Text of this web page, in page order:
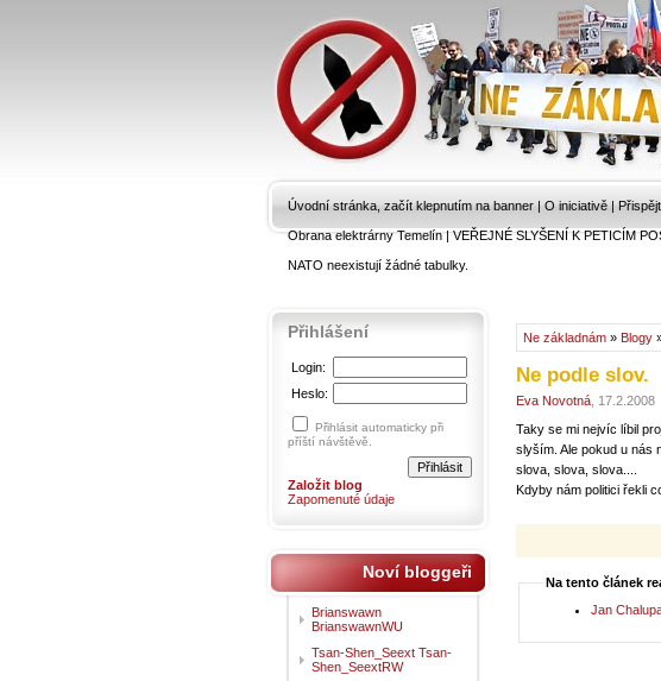
Úvodní stránka, začít klepnutím na banner | O iniciativě |
Obrana elektrárny Temelín|VEŘEJNÉ SLYŠENÍ K PETICÍM
NATO neexistují žádné tabulky.
Ne základnám » Blogy
Ne podle slov.
Eva Novotná , 17.2.2008
Taky se mi nejvíc líbil
slyším. Ale pokud u nás
slova, slova, slova....
Kdyby nám politici řekli
Na tento článek
Jan
Přihlášení
Login:
Heslo:
Přihlásit automaticky při
příští návštěvě.
Založit blog
Zapomenuté údaje
Noví bloggeři
Brianswawn
BrianswawnWU
Tsan-Shen_Seext Tsan-
Shen_SeextRW